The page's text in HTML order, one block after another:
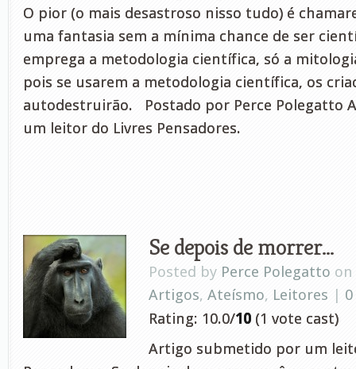
O pior (o mais desastroso nisso tudo) é
uma fantasia sem a mínima chance de ser
emprega a metodologia científica, só a
pois se usarem a metodologia científica, os
autodestruirão. Postado por Perce Polegatto
um leitor do Livres Pensadores.
Se depois de morrer…
Posted by Perce Polegatto on
Artigos, Ateísmo, Leitores |
Rating: 10.0/10 (1 vote cast)
Artigo submetido por um